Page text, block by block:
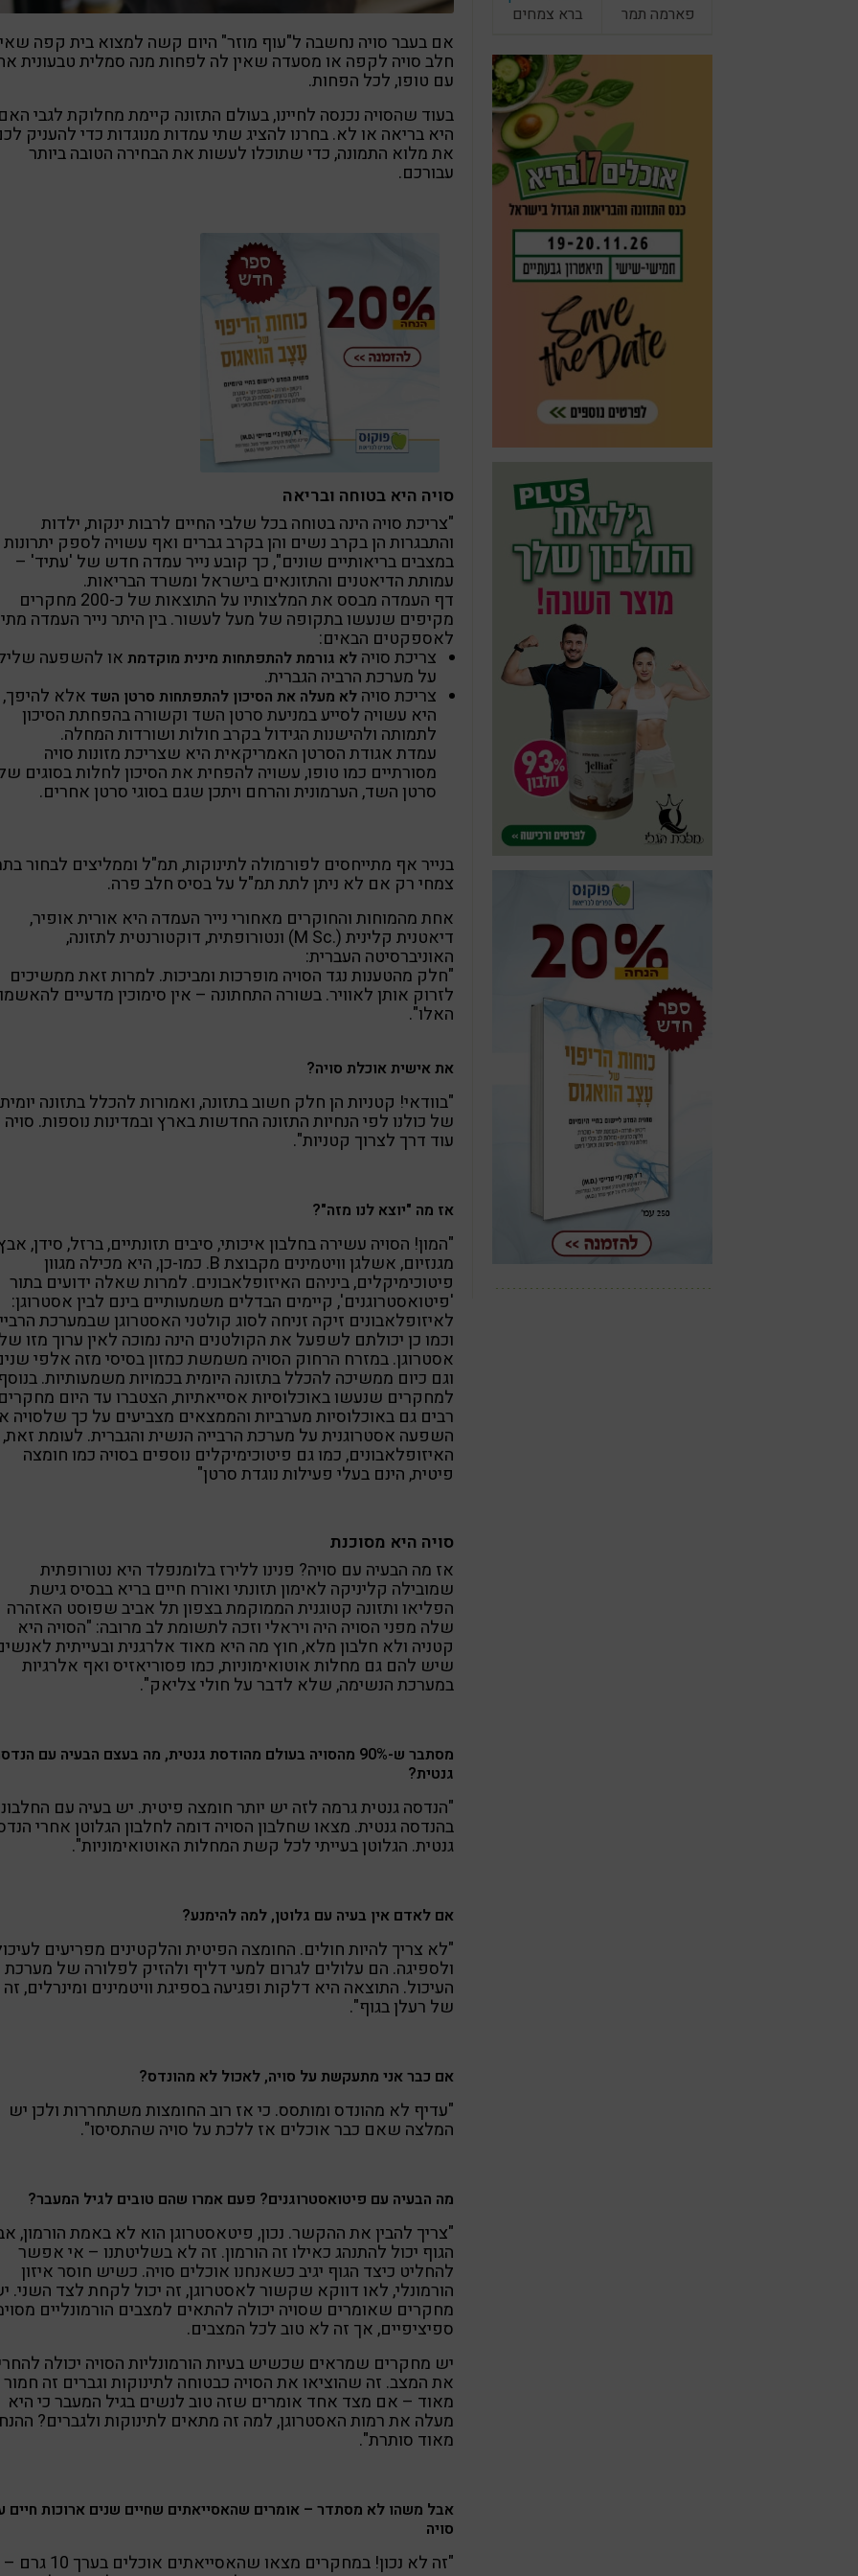
פארמה תמר
ברא צמחים
אם בעבר סויה נחשבה ל"עוף מוזר" היום קשה למצוא בית קפה
חלב סויה לקפה או מסעדה שאין לה לפחות מנה סמלית טבעונית
עם טופו, לכל הפחות.
בעוד שהסויה נכנסה לחיינו, בעולם התזונה קיימת מחלוקת לגבי
היא בריאה או לא. בחרנו להציג שתי עמדות מנוגדות כדי להעניק
את מלוא התמונה, כדי שתוכלו לעשות את הבחירה הטובה ביותר
עבורכם.
סויה היא בטוחה ובריאה
"צריכת סויה הינה בטוחה בכל שלבי החיים לרבות ינקות, ילדות
והתבגרות הן בקרב נשים והן בקרב גברים ואף עשויה לספק יתרונות
במצבים בריאותיים שונים", כך קובע נייר עמדה חדש של 'עתיד' –
עמותת הדיאטנים והתזונאים בישראל ומשרד הבריאות.
דף העמדה מבסס את המלצותיו על התוצאות של כ-200 מחקרים
מקיפים שנעשו בתקופה של מעל לעשור. בין היתר נייר העמדה
לאספקטים הבאים:
צריכת סויה לא גורמת להתפתחות מינית מוקדמת או להשפעה
על מערכת הרביה הגברית.
צריכת סויה לא מעלה את הסיכון להתפתחות סרטן השד אלא להיפך,
היא עשויה לסייע במניעת סרטן השד וקשורה בהפחתת הסיכון
לתמותה ולהישנות הגידול בקרב חולות ושורדות המחלה.
עמדת אגודת הסרטן האמריקאית היא שצריכת מזונות סויה
מסורתיים כמו טופו, עשויה להפחית את הסיכון לחלות בסוגים
סרטן השד, הערמונית והרחם ויתכן שגם בסוגי סרטן אחרים.
בנייר אף מתייחסים לפורמולה לתינוקות, תמ"ל וממליצים לבחור
צמחי רק אם לא ניתן לתת תמ"ל על בסיס חלב פרה.
אחת מהמוחות והחוקרים מאחורי נייר העמדה היא אורית אופיר,
דיאטנית קלינית (.M Sc) ונטורופתית, דוקטורנטית לתזונה,
האוניברסיטה העברית:
"חלק מהטענות נגד הסויה מופרכות ומביכות. למרות זאת ממשיכים
לזרוק אותן לאוויר. בשורה התחתונה – אין סימוכין מדעיים
האלו".
את אישית אוכלת סויה?
"בוודאי! קטניות הן חלק חשוב בתזונה, ואמורות להכלל בתזונה יומית
של כולנו לפי הנחיות התזונה החדשות בארץ ובמדינות נוספות.
עוד דרך לצרוך קטניות".
אז מה "יוצא לנו מזה"?
"המון! הסויה עשירה בחלבון איכותי, סיבים תזונתיים, ברזל, סידן,
מגנזיום, אשלגן וויטמינים מקבוצת B. כמו-כן, היא מכילה מגוון
פיטוכימיקלים, ביניהם האיזופלאבונים. למרות שאלה ידועים בתור
'פיטואסטרוגנים', קיימים הבדלים משמעותיים בינם לבין אסטרוגן:
לאיזופלאבונים זיקה זניחה לסוג קולטני האסטרוגן שבמערכת
וכמו כן יכולתם לשפעל את הקולטנים הינה נמוכה לאין ערוך מזו
אסטרוגן. במזרח הרחוק הסויה משמשת כמזון בסיסי מזה אלפי
וגם כיום ממשיכה להכלל בתזונה היומית בכמויות משמעותיות.
למחקרים שנעשו באוכלוסיות אסייאתיות, הצטברו עד היום
רבים גם באוכלוסיות מערביות והממצאים מצביעים על כך שלסויה
השפעה אסטרוגנית על מערכת הרבייה הנשית והגברית. לעומת זאת,
האיזופלאבונים, כמו גם פיטוכימיקלים נוספים בסויה כמו חומצה
פיטית, הינם בעלי פעילות נוגדת סרטן"
סויה היא מסוכנת
אז מה הבעיה עם סויה? פנינו ללירז בלומנפלד היא נטורופתית
שמובילה קליניקה לאימון תזונתי ואורח חיים בריא בבסיס גישת
הפליאו ותזונה קטוגנית הממוקמת בצפון תל אביב שפוסט האזהרה
שלה מפני הסויה היה ויראלי וזכה לתשומת לב מרובה: "הסויה היא
קטניה ולא חלבון מלא, חוץ מה היא מאוד אלרגנית ובעייתית
שיש להם גם מחלות אוטואימוניות, כמו פסוריאזיס ואף אלרגיות
במערכת הנשימה, שלא לדבר על חולי צליאק".
מסתבר ש-90% מהסויה בעולם מהודסת גנטית, מה בעצם הבעיה עם
גנטית?
"הנדסה גנטית גרמה לזה יש יותר חומצה פיטית. יש בעיה עם
בהנדסה גנטית. מצאו שחלבון הסויה דומה לחלבון הגלוטן אחרי
גנטית. הגלוטן בעייתי לכל קשת המחלות האוטואימוניות".
אם לאדם אין בעיה עם גלוטן, למה להימנע?
"לא צריך להיות חולים. החומצה הפיטית והלקטינים מפריעים
ולספיגה. הם עלולים לגרום למעי דליף ולהזיק לפלורה של מערכת
העיכול. התוצאה היא דלקות ופגיעה בספיגת וויטמינים ומינרלים, זה
של רעלן בגוף".
אם כבר אני מתעקשת על סויה, לאכול לא מהונדס?
"עדיף לא מהונדס ומותסס. כי אז רוב החומצות משתחררות ולכן יש
המלצה שאם כבר אוכלים אז ללכת על סויה שהתסיסו".
מה הבעיה עם פיטואסטרוגנים? פעם אמרו שהם טובים לגיל המעבר?
"צריך להבין את ההקשר. נכון, פיטאסטרוגן הוא לא באמת הורמון,
הגוף יכול להתנהג כאילו זה הורמון. זה לא בשליטתנו – אי אפשר
להחליט כיצד הגוף יגיב כשאנחנו אוכלים סויה. כשיש חוסר איזון
הורמונלי, לאו דווקא שקשור לאסטרוגן, זה יכול לקחת לצד השני.
מחקרים שאומרים שסויה יכולה להתאים למצבים הורמונליים
ספיציפיים, אך זה לא טוב לכל המצבים.
יש מחקרים שמראים שכשיש בעיות הורמונליות הסויה יכולה
את המצב. זה שהוציאו את הסויה כבטוחה לתינוקות וגברים זה חמור
מאוד – אם מצד אחד אומרים שזה טוב לנשים בגיל המעבר כי היא
מעלה את רמות האסטרוגן, למה זה מתאים לתינוקות ולגברים?
מאוד סותרת".
אבל משהו לא מסתדר – אומרים שהאסייאתים שחיים שנים ארוכות חיים
סויה
"זה לא נכון! במחקרים מצאו שהאסייאתים אוכלים בערך 10 גרם –